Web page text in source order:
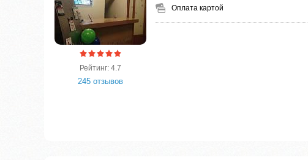
Рейтинг: 4.7
245 отзывов
Оплата картой